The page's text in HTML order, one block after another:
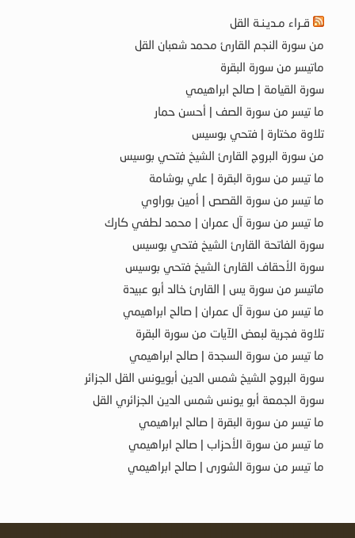
قـراء مـديـنـة القل
من سورة النجم القارئ محمد شعبان القل
ماتيسر من سورة البقرة
سورة القيامة | صالح ابراهيمي
ما تيسر من سورة الصف | أحسن حمار
تلاوة مختارة | فتحي بوسيس
من سورة البروج القارئ الشيخ فتحي بوسيس
ما تيسر من سورة البقرة | علي بوشامة
ما تيسر من سورة القصص | أمين بوراوي
ما تيسر من سورة آل عمران | محمد لطفي كارك
سورة الفاتحة القارئ الشيخ فتحي بوسيس
سورة الأحقاف القارئ الشيخ فتحي بوسيس
ماتيسر من سورة يس | القارئ خالد أبو عبيدة
ما تيسر من سورة آل عمران | صالح ابراهيمي
تلاوة فجرية لبعض الآيات من سورة البقرة
ما تيسر من سورة السجدة | صالح ابراهيمي
سورة البروج الشيخ شمس الدين أبويونس القل الجزائر
سورة الجمعة أبو يونس شمس الدين الجزائري القل
ما تيسر من سورة البقرة | صالح ابراهيمي
ما تيسر من سورة الأحزاب | صالح ابراهيمي
ما تيسر من سورة الشورى | صالح ابراهيمي